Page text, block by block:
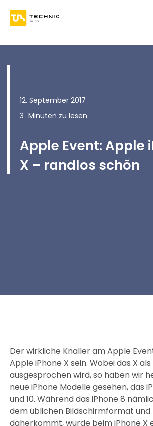
12. September 2017
3 Minuten zu lesen
Apple Event: Apple
X – randlos schön
Der wirkliche Knaller am Apple
Apple iPhone X sein. Wobei das X als
ausgesprochen wird, so haben wir
neue iPhone Modelle gesehen, das
und 10. Während das iPhone 8
dem üblichen Bildschirmformat und
daherkommt, wurde beim iPhone X